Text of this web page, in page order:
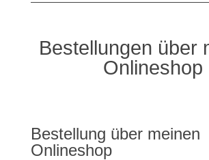
Bestellungen über
Onlineshop
Bestellung über meinen
Onlineshop